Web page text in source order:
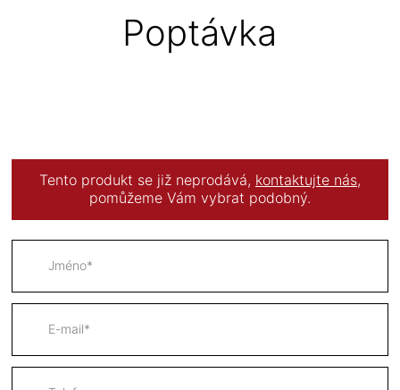
Poptávka
Tento produkt se již neprodává, kontaktujte nás,
pomůžeme Vám vybrat podobný.